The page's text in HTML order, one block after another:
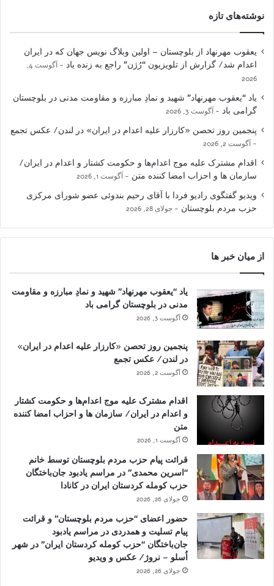
نوشته‌های تازه
یعقوب مهرنهاد از بلوچستان – اولین وبلاگ نویس جهان که در ایران
اعدام شد/ گزارش از تلویزیون “رُژن” راجع به زنده یاد
آگوست 4,
2026
یاد “یعقوب مهرنهاد” شهید و نمادِ مبارزه و مقاومت مدنی در بلوچستان
گرامی باد
آگوست 3, 2026
پنجمین روز تحصن «کارزار علیه اعدام در ایران» در لندن/ عکس تجمع
آگوست 2, 2026
اقدام مشترک علیه موج اعدام‌ها و حکومت کشتار و اعدام در ایران/
سازمان ها و احزاب امضا کننده متن
آگوست 1, 2026
ویدیو گفتگوی رادیو فردا با آقای رحیم بندوئی عضو شورای مرکزی
حزب مردم بلوچستان
جولای 28, 2026
از میان خبر ها
یاد “یعقوب مهرنهاد” شهید و نمادِ مبارزه و مقاومت
مدنی در بلوچستان گرامی باد
آگوست 3, 2026
پنجمین روز تحصن «کارزار علیه اعدام در ایران»
در لندن/ عکس تجمع
آگوست 2, 2026
اقدام مشترک علیه موج اعدام‌ها و حکومت کشتار
و اعدام در ایران/ سازمان ها و احزاب امضا کننده
متن
آگوست 1, 2026
قرائت پیام حزب مردم بلوچستان توسط خانم
“اسرین محمدی” در مراسم یادبود جان‌باختگان
حزب کومله کردستان ایران در کانادا
جولای 26, 2026
حضور اعضای “حزب مردم بلوچستان” و قرائت
پیام تسلیت و همدردی در مراسم یادبود
جان‌باختگان “حزب کومله کردستان ایران” در شهر
اُسلو – نروژ/ عکس و ویدیو
جولای 26, 2026